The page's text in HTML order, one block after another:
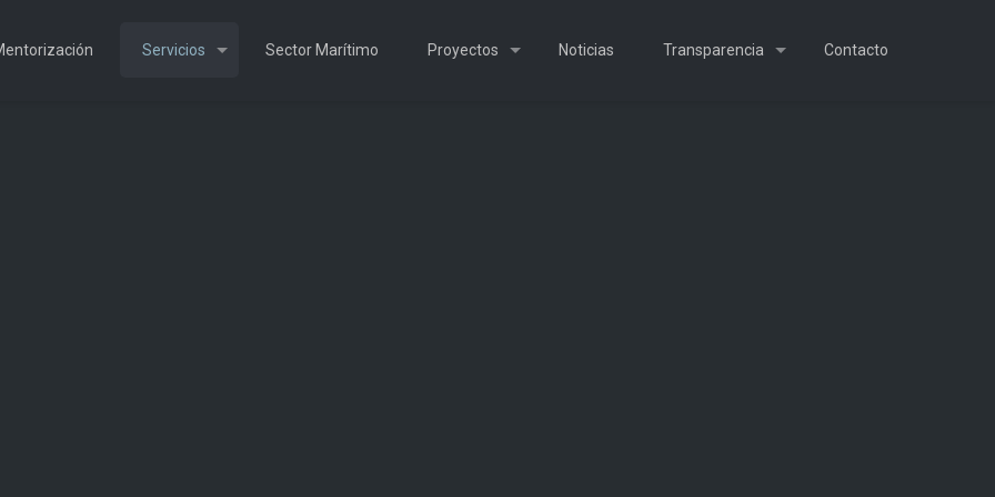
Servicios Sector Marítimo Proyectos Noticias Transparencia Contacto